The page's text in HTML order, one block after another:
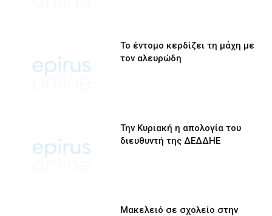
Το έντομο κερδίζει τη μάχη με
τον αλευρώδη
Την Κυριακή η απολογία του
διευθυντή της ΔΕΔΔΗΕ
Μακελειό σε σχολείο στην